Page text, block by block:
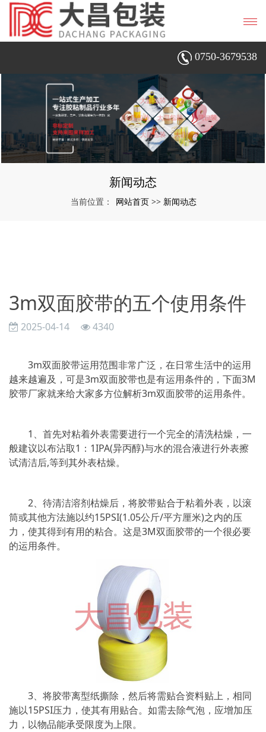
0750-3679538
新闻动态
当前位置： 网站首页 >> 新闻动态
3m双面胶带的五个使用条件
2025-04-14 4340
3m双面胶带运用范围非常广泛，在日常生活中的运用
越来越遍及，可是3m双面胶带也是有运用条件的，下面3M
胶带厂家就来给大家多方位解析3m双面胶带的运用条件。
1、首先对粘着外表需要进行一个完全的清洗枯燥，一
般建议以布沾取1：1IPA(异丙醇)与水的混合液进行外表擦
试清洁后,等到其外表枯燥。
2、待清洁溶剂枯燥后，将胶带贴合于粘着外表，以滚
筒或其他方法施以约15PSI(1.05公斤/平方厘米)之内的压
力，使其得到有用的粘合。这是3M双面胶带的一个很必要
的运用条件。
3、将胶带离型纸撕除，然后将需贴合资料贴上，相同
施以15PSI压力，使其有用贴合。如需去除气泡，应增加压
力，以物品能承受限度为上限。